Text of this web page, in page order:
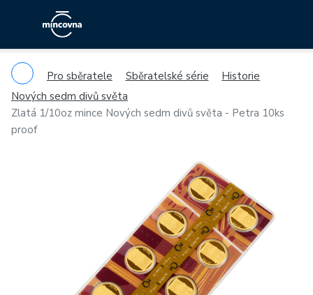
Pro sběratele Sběratelské série
Historie
Nových sedm divů světa
Zlatá 1/10oz mince Nových sedm divů světa - Petra 10ks
proof